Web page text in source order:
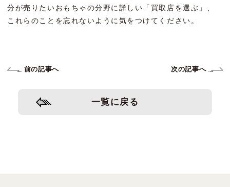
分が売りたいおもちゃの分野に詳しい「買取店を選ぶ」、
これらのことを忘れないように気をつけてください。
前の記事へ 次の記事へ
一覧に戻る